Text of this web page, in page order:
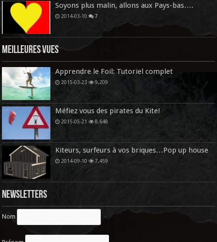
Soyons plus malin, allons aux Pays-bas….
2014-03-10 7
Meilleures vues
Apprendre le Foil: Tutoriel complet
2015-03-23 9,209
Méfiez vous des pirates du Kite!
2015-05-21 8,648
Kiteurs, surfeurs à vos briques…Pop up house
2014-09-10 7,459
Newsletters
Nom